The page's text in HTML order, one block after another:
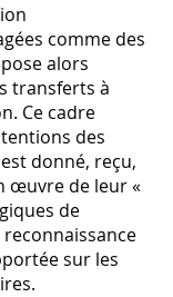
comme des
alors
transferts à
Ce cadre
des
donné, reçu,
œuvre de leur «
de
sur les